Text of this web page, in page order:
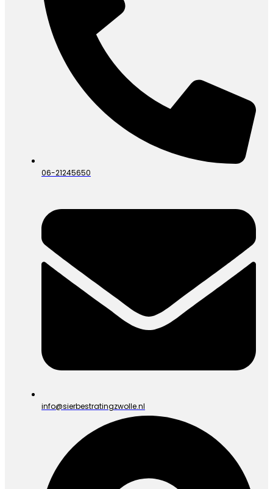
06-21245650
info@sierbestratingzwolle.nl